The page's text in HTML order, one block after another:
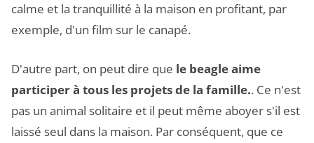
calme et la tranquillité à la maison en profitant, par
exemple, d'un film sur le canapé.
D'autre part, on peut dire que le beagle aime
participer à tous les projets de la famille.. Ce n'est
pas un animal solitaire et il peut même aboyer s'il est
laissé seul dans la maison. Par conséquent, que ce